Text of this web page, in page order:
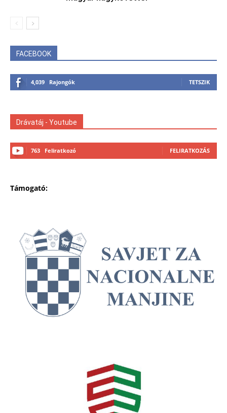
FACEBOOK
4,039 Rajongók TETSZIK
Drávatáj - Youtube
763 Feliratkozó FELIRATKOZÁS
Támogató: